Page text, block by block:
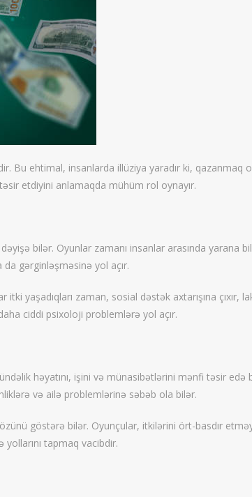
Bu ehtimal, insanlarda illüziya yaradır ki, qazanmaq
etdiyini anlamaqda mühüm rol oynayır.
bilər. Oyunlar zamanı insanlar arasında
gərginləşməsinə yol açır.
yaşadıqları zaman, sosial dəstək axtarışına çıxır,
ciddi psixoloji problemlərə yol açır.
həyatını, işini və münasibətlərini mənfi təsir
və ailə problemlərinə səbəb ola bilər.
göstərə bilər. Oyunçular, itkilərini ört-basdır
yollarını tapmaq vacibdir.